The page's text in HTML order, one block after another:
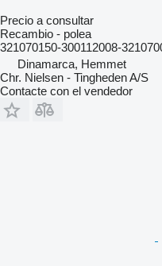
Precio a consultar
Recambio - polea
321070150-300112008-
Dinamarca, Hemmet
Chr. Nielsen - Tingheden A/S
Contacte con el vendedor